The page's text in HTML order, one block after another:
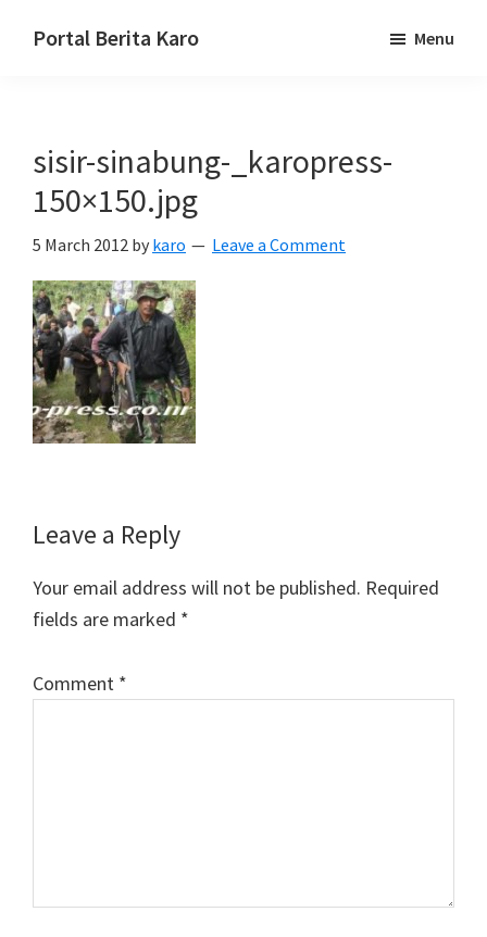
Portal Berita Karo
Karo,
sejarah
Karo.
Menu
sisir-sinabung-_karopress-
150×150.jpg
5 March 2012 by karo Leave a Comment
Reader
Interactions
Leave a Reply
Your email address will not be published. Required
fields are marked *
Comment *